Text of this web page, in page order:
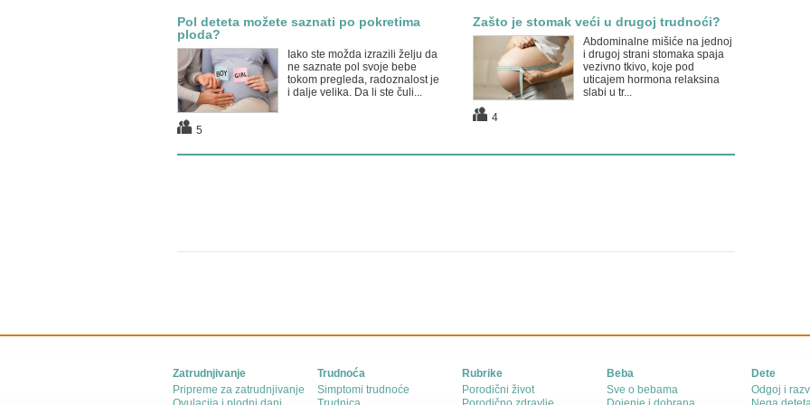
Pol deteta možete saznati po pokretima
ploda?
Iako ste možda izrazili želju da
ne saznate pol svoje bebe
tokom pregleda, radoznalost je
i dalje velika. Da li ste čuli...
5
Zašto je stomak veći u drugoj trudnoći?
Abdominalne mišiće na jednoj
i drugoj strani stomaka spaja
vezivno tkivo, koje pod
uticajem hormona relaksina
slabi u tr...
4
Zatrudnjivanje
Pripreme za zatrudnjivanje
Trudnoća
Simptomi trudnoće
Rubrike
Porodični život
Beba
Sve o bebama
Dete
Odgoj i